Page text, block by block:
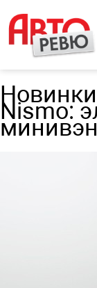
Nismo:
минивэн